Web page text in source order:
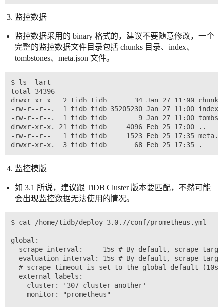
监控数据
监控数据采用的 binary 格式的，建议不要随意修改，一个
完整的监控数据文件目录包括 chunks 目录、index、
tombstones、meta.json 文件。
$ ls -lart
total 34396
drwxr-xr-x.  2 tidb tidb       34 Jan 27 11:00 chunks
-rw-r--r--.  1 tidb tidb 35205230 Jan 27 11:00 index
-rw-r--r--.  1 tidb tidb        9 Jan 27 11:00
drwxr-xr-x. 21 tidb tidb     4096 Feb 25 17:00 ..
-rw-r--r--   1 tidb tidb     1523 Feb 25 17:35
监控模版
如 3.1 所说，建议跟 TiDB Cluster 版本要匹配，不然可能
会出现监控数据无法使用的情况。
$ cat /home/tidb/deploy_3.0.7/conf/prometheus.yml
---
global:
scrape_interval:     15s # By default, scrape
evaluation_interval: 15s # By default, scrape
# scrape_timeout is set to the global default
  external_labels:
    cluster: '307-cluster-another'
    monitor: "prometheus"